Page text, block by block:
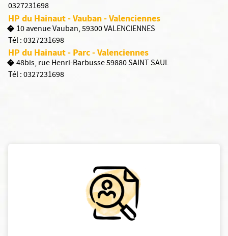
0327231698
HP du Hainaut - Vauban - Valenciennes
10 avenue Vauban, 59300 VALENCIENNES
Tél :0327231698
HP du Hainaut - Parc - Valenciennes
48bis, rue Henri-Barbusse 59880 SAINT SAUL
Tél :0327231698